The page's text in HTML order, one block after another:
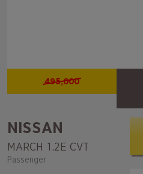
495,000
NISSAN
MARCH 1.2E CVT
Passenger